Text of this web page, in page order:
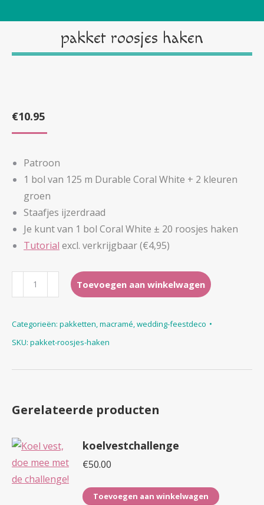
pakket roosjes haken
€10.95
Patroon
1 bol van 125 m Durable Coral White + 2 kleuren
groen
Staafjes ijzerdraad
Je kunt van 1 bol Coral White ± 20 roosjes haken
Tutorial excl. verkrijgbaar (€4,95)
pakket
roosjes
aantal
Toevoegen aan winkelwagen
Categorieën: pakketten,macramé,wedding-feestdeco
SKU: pakket-roosjes-haken
Gerelateerde producten
koelvestchallenge
€50.00
Toevoegen aan winkelwagen